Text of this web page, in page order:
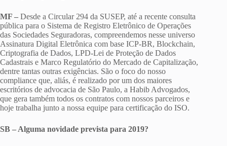
MF – Desde a Circular 294 da SUSEP, até a recente consulta
pública para o Sistema de Registro Eletrônico de Operações
das Sociedades Seguradoras, compreendemos nesse universo
Assinatura Digital Eletrônica com base ICP-BR, Blockchain,
Criptografia de Dados, LPD-Lei de Proteção de Dados
Cadastrais e Marco Regulatório do Mercado de Capitalização,
dentre tantas outras exigências. São o foco do nosso
compliance que, aliás, é realizado por um dos maiores
escritórios de advocacia de São Paulo, a Habib Advogados,
que gera também todos os contratos com nossos parceiros e
hoje trabalha junto a nossa equipe para certificação do ISO.
SB – Alguma novidade prevista para 2019?